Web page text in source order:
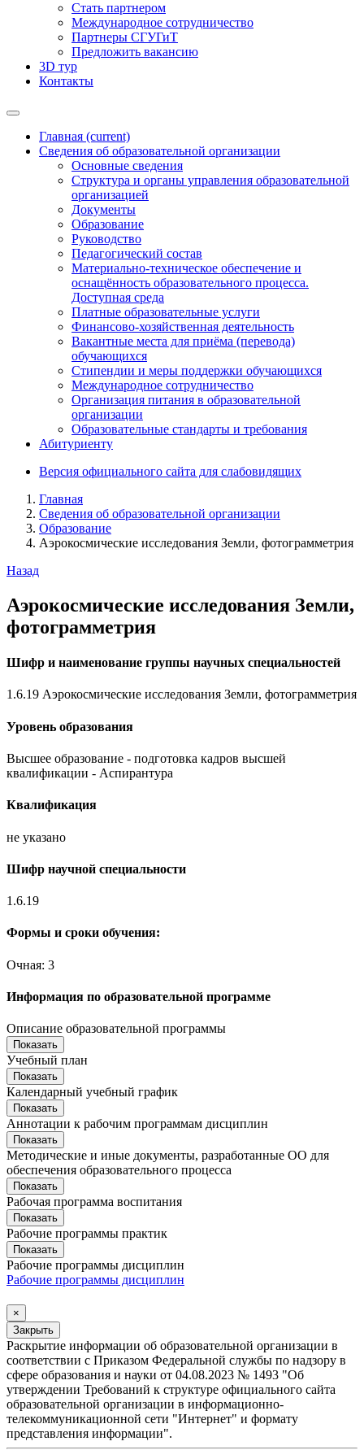
Стать партнером
Международное сотрудничество
Партнеры СГУГиТ
Предложить вакансию
3D тур
Контакты
Главная (current)
Сведения об образовательной организации
Основные сведения
Структура и органы управления образовательной
организацией
Документы
Образование
Руководство
Педагогический состав
Материально-техническое обеспечение и
оснащённость образовательного процесса.
Доступная среда
Платные образовательные услуги
Финансово-хозяйственная деятельность
Вакантные места для приёма (перевода)
обучающихся
Стипендии и меры поддержки обучающихся
Международное сотрудничество
Организация питания в образовательной
организации
Образовательные стандарты и требования
Абитуриенту
Версия официального сайта для слабовидящих
Главная
Сведения об образовательной организации
Образование
Аэрокосмические исследования Земли, фотограмметрия
Назад
Аэрокосмические исследования Земли,
фотограмметрия
Шифр и наименование группы научных специальностей
1.6.19 Аэрокосмические исследования Земли, фотограмметрия
Уровень образования
Высшее образование - подготовка кадров высшей
квалификации - Аспирантура
Квалификация
не указано
Шифр научной специальности
1.6.19
Формы и сроки обучения:
Очная: 3
Информация по образовательной программе
Описание образовательной программы
Показать
Учебный план
Показать
Календарный учебный график
Показать
Аннотации к рабочим программам дисциплин
Показать
Методические и иные документы, разработанные ОО для
обеспечения образовательного процесса
Показать
Рабочая программа воспитания
Показать
Рабочие программы практик
Показать
Рабочие программы дисциплин
Рабочие программы дисциплин
×
Закрыть
Раскрытие информации об образовательной организации в
соответствии с Приказом Федеральной службы по надзору в
сфере образования и науки от 04.08.2023 № 1493 "Об
утверждении Требований к структуре официального сайта
образовательной организации в информационно-
телекоммуникационной сети "Интернет" и формату
представления информации".